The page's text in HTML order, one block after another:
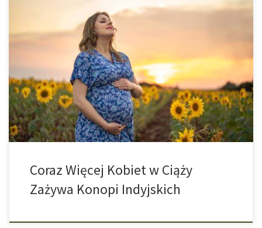
Różne analizy wykazały, że coraz więcej kobiet w ciąży
codziennie używa konopi indyjskich. Według ostatnich badań
stanowią one również zagrożenie dla zdrowia nienarodzonego
dziecka. Już w sierpniu tego roku badanie przeprowadzone
przez Uniwersytet Kalifornijski wykazało, że używanie konopi
indyjskich wśród kobiet w ciąży rośnie. Naukowcy wyjaśnili
również, że używanie konopi […]
Coraz Więcej Kobiet w Ciąży
Zażywa Konopi Indyjskich